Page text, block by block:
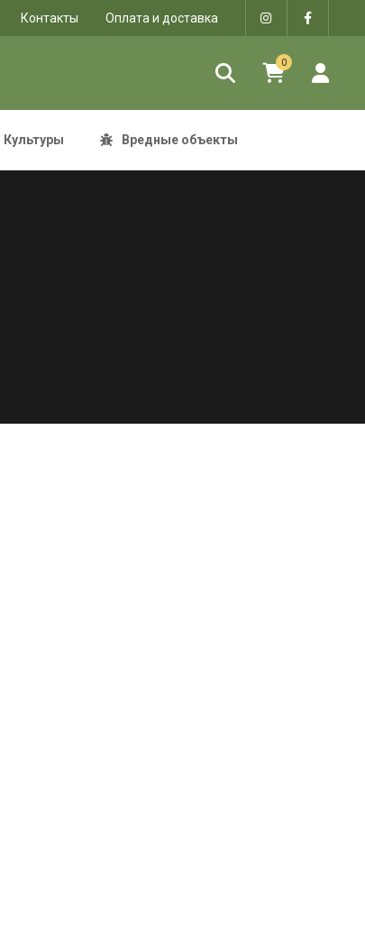
Контакты Оплата и доставка
0
Культуры Вредные объекты